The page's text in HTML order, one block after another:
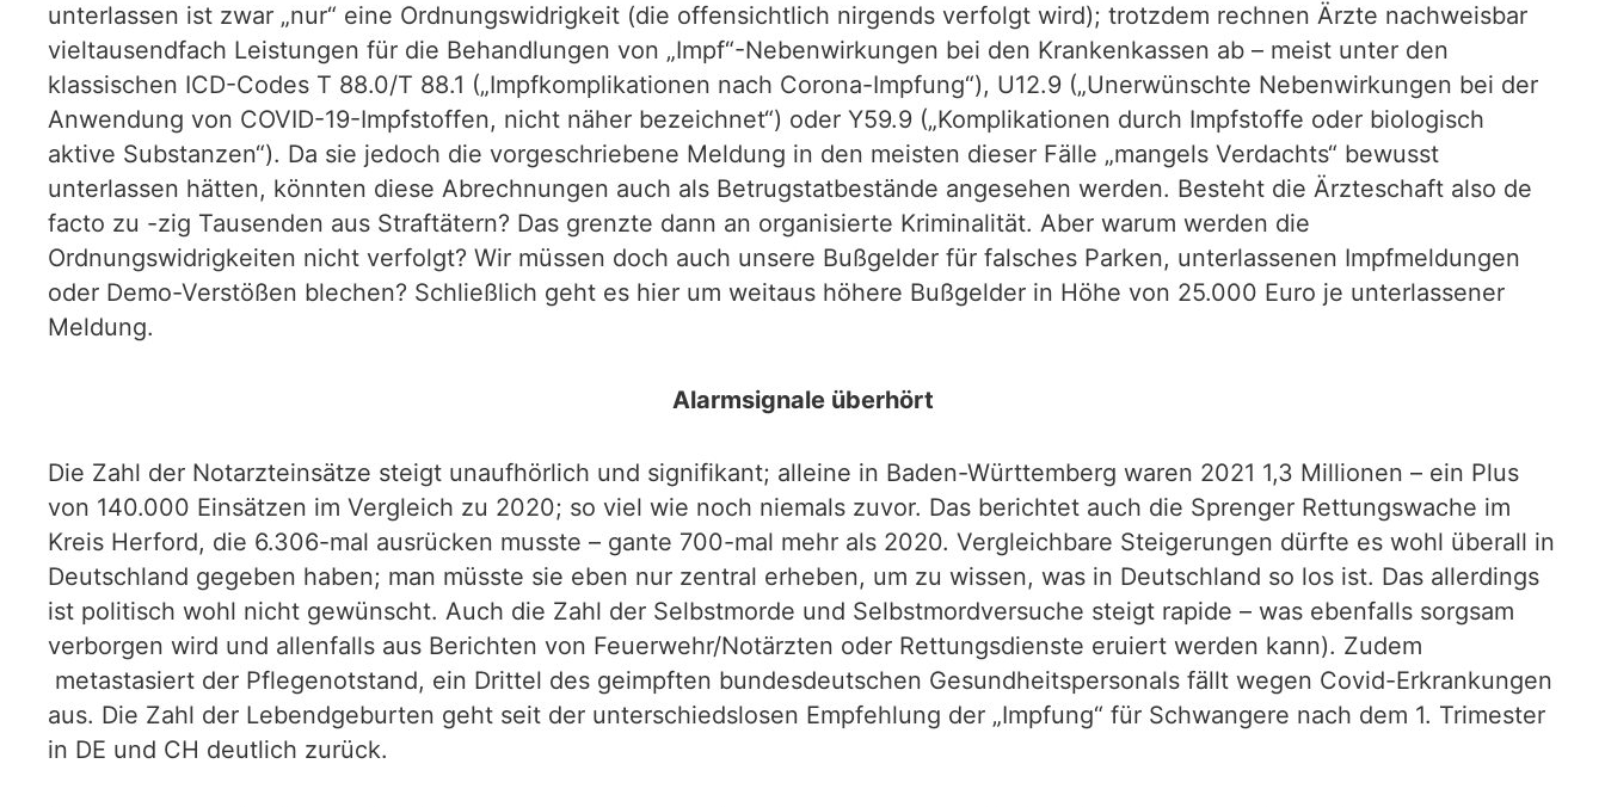
unterlassen ist zwar „nur“ eine Ordnungswidrigkeit (die offensichtlich nirgends verfolgt wird); trotzdem rechnen Ärzte nachweisbar
vieltausendfach Leistungen für die Behandlungen von „Impf“-Nebenwirkungen bei den Krankenkassen ab – meist unter den
klassischen ICD-Codes T 88.0/T 88.1 („Impfkomplikationen nach Corona-Impfung“), U12.9 („Unerwünschte Nebenwirkungen bei der
Anwendung von COVID-19-Impfstoffen, nicht näher bezeichnet“) oder Y59.9 („Komplikationen durch Impfstoffe oder biologisch
aktive Substanzen“). Da sie jedoch die vorgeschriebene Meldung in den meisten dieser Fälle „mangels Verdachts“ bewusst
unterlassen hätten, könnten diese Abrechnungen auch als Betrugstatbestände angesehen werden. Besteht die Ärzteschaft also de
facto zu -zig Tausenden aus Straftätern? Das grenzte dann an organisierte Kriminalität. Aber warum werden die
Ordnungswidrigkeiten nicht verfolgt? Wir müssen doch auch unsere Bußgelder für falsches Parken, unterlassenen Impfmeldungen
oder Demo-Verstößen blechen? Schließlich geht es hier um weitaus höhere Bußgelder in Höhe von 25.000 Euro je unterlassener
Meldung.
Alarmsignale überhört
Die Zahl der Notarzteinsätze steigt unaufhörlich und signifikant; alleine in Baden-Württemberg waren 2021 1,3 Millionen – ein Plus
von 140.000 Einsätzen im Vergleich zu 2020; so viel wie noch niemals zuvor. Das berichtet auch die Sprenger Rettungswache im
Kreis Herford, die 6.306-mal ausrücken musste – gante 700-mal mehr als 2020. Vergleichbare Steigerungen dürfte es wohl überall in
Deutschland gegeben haben; man müsste sie eben nur zentral erheben, um zu wissen, was in Deutschland so los ist. Das allerdings
ist politisch wohl nicht gewünscht. Auch die Zahl der Selbstmorde und Selbstmordversuche steigt rapide – was ebenfalls sorgsam
verborgen wird und allenfalls aus Berichten von Feuerwehr/Notärzten oder Rettungsdienste eruiert werden kann). Zudem
metastasiert der Pflegenotstand, ein Drittel des geimpften bundesdeutschen Gesundheitspersonals fällt wegen Covid-Erkrankungen
aus. Die Zahl der Lebendgeburten geht seit der unterschiedslosen Empfehlung der „Impfung“ für Schwangere nach dem 1. Trimester
in DE und CH deutlich zurück.